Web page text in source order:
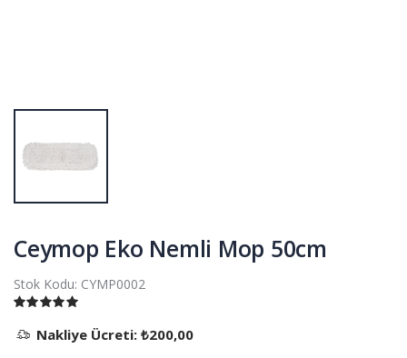
Ceymop Eko Nemli Mop 50cm
Stok Kodu: CYMP0002
Nakliye Ücreti: ₺200,00